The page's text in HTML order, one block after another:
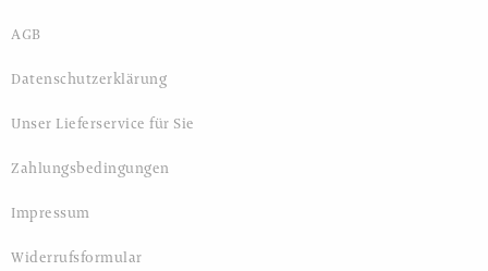
AGB
Datenschutzerklärung
Unser Lieferservice für Sie
Zahlungsbedingungen
Impressum
Widerrufsformular